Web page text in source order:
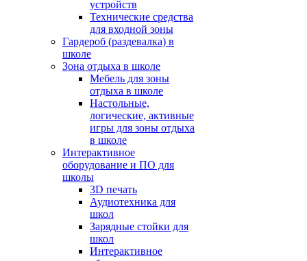
устройств
Технические средства
для входной зоны
Гардероб (раздевалка) в
школе
Зона отдыха в школе
Мебель для зоны
отдыха в школе
Настольные,
логические, активные
игры для зоны отдыха
в школе
Интерактивное
оборудование и ПО для
школы
3D печать
Аудиотехника для
школ
Зарядные стойки для
школ
Интерактивное